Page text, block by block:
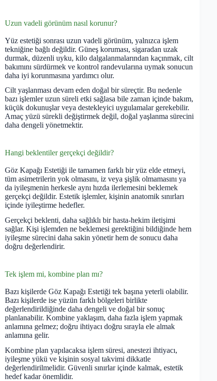
Uzun vadeli görünüm nasıl korunur?
Yüz estetiği sonrası uzun vadeli görünüm, yalnızca işlem
tekniğine bağlı değildir. Güneş koruması, sigaradan uzak
durmak, düzenli uyku, kilo dalgalanmalarından kaçınmak, cilt
bakımını sürdürmek ve kontrol randevularına uymak sonucun
daha iyi korunmasına yardımcı olur.
Cilt yaşlanması devam eden doğal bir süreçtir. Bu nedenle
bazı işlemler uzun süreli etki sağlasa bile zaman içinde bakım,
küçük dokunuşlar veya destekleyici uygulamalar gerekebilir.
Amaç yüzü sürekli değiştirmek değil, doğal yaşlanma sürecini
daha dengeli yönetmektir.
Hangi beklentiler gerçekçi değildir?
Göz Kapağı Estetiği ile tamamen farklı bir yüz elde etmeyi,
tüm asimetrilerin yok olmasını, iz veya şişlik olmamasını ya
da iyileşmenin herkesle aynı hızda ilerlemesini beklemek
gerçekçi değildir. Estetik işlemler, kişinin anatomik sınırları
içinde iyileştirme hedefler.
Gerçekçi beklenti, daha sağlıklı bir hasta-hekim iletişimi
sağlar. Kişi işlemden ne beklemesi gerektiğini bildiğinde hem
iyileşme sürecini daha sakin yönetir hem de sonucu daha
doğru değerlendirir.
Tek işlem mi, kombine plan mı?
Bazı kişilerde Göz Kapağı Estetiği tek başına yeterli olabilir.
Bazı kişilerde ise yüzün farklı bölgeleri birlikte
değerlendirildiğinde daha dengeli ve doğal bir sonuç
planlanabilir. Kombine yaklaşım, daha fazla işlem yapmak
anlamına gelmez; doğru ihtiyacı doğru sırayla ele almak
anlamına gelir.
Kombine plan yapılacaksa işlem süresi, anestezi ihtiyacı,
iyileşme yükü ve kişinin sosyal takvimi dikkatle
değerlendirilmelidir. Güvenli sınırlar içinde kalmak, estetik
hedef kadar önemlidir.